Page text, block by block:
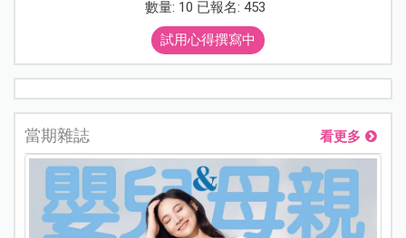
數量: 10 已報名: 453
試用心得撰寫中
當期雜誌 看更多